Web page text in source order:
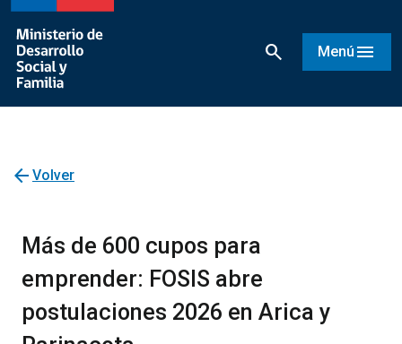
search Menú menu
arrow_back Volver
Más de 600 cupos para
emprender: FOSIS abre
postulaciones 2026 en Arica y